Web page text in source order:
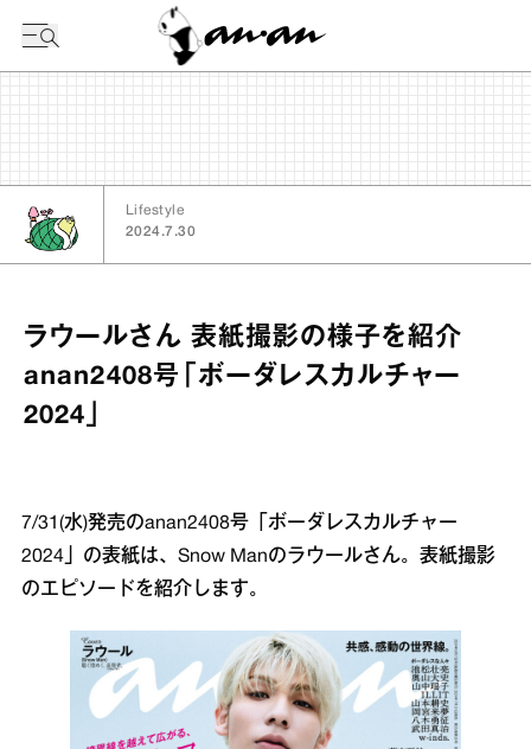
Lifestyle
2024.7.30
ラウールさん 表紙撮影の様子を紹介
anan2408号「ボーダレスカルチャー
2024」
7/31(水)発売のanan2408号「ボーダレスカルチャー
2024」の表紙は、Snow Manのラウールさん。表紙撮影
のエピソードを紹介します。